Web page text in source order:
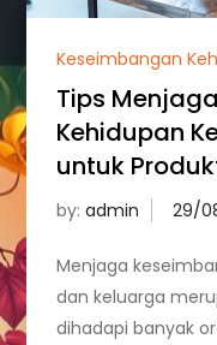
Keseimbangan
Tips
Kehidupan
untuk
by:admin
Menjaga
dan keluarga
dihadapi banyak